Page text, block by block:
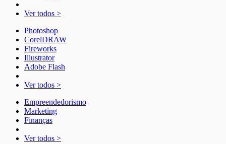
Ver todos >
Photoshop
CorelDRAW
Fireworks
Illustrator
Adobe Flash
Ver todos >
Empreendedorismo
Marketing
Finanças
Ver todos >